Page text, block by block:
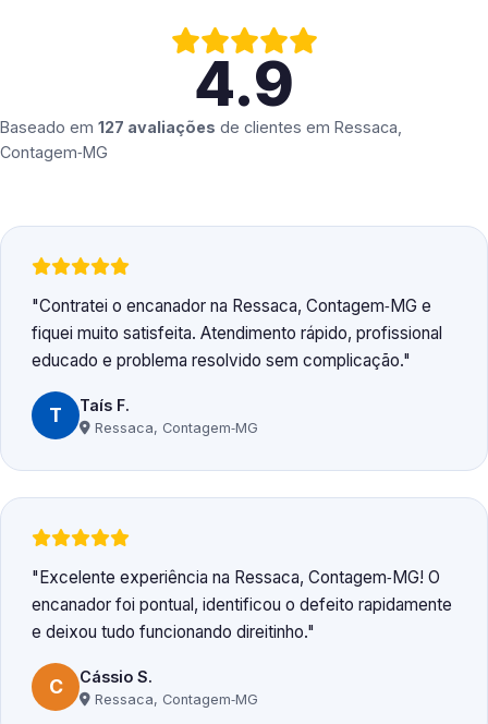
4.9
Baseado em 127 avaliações de clientes em Ressaca,
Contagem‑MG
Contratei o encanador na Ressaca, Contagem‑MG e
fiquei muito satisfeita. Atendimento rápido, profissional
educado e problema resolvido sem complicação.
T Taís F.
Ressaca, Contagem‑MG
Excelente experiência na Ressaca, Contagem‑MG! O
encanador foi pontual, identificou o defeito rapidamente
e deixou tudo funcionando direitinho.
C Cássio S.
Ressaca, Contagem‑MG